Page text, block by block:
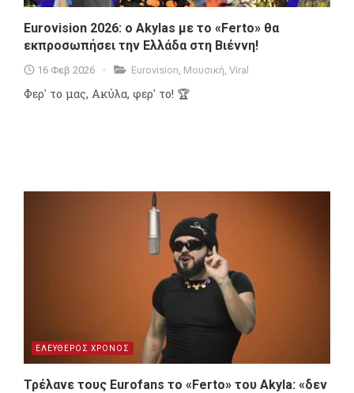
Eurovision 2026: ο Akylas με το «Ferto» θα
εκπροσωπήσει την Ελλάδα στη Βιέννη!
16 Φεβ 2026 Eurovision Μουσική Viral
Φερ' το μας, Ακύλα, φερ' το! 🏆
ΕΛΕΥΘΕΡΟΣ ΧΡΟΝΟΣ
Τρέλανε τους Eurofans το «Ferto» του Akyla: «δεν